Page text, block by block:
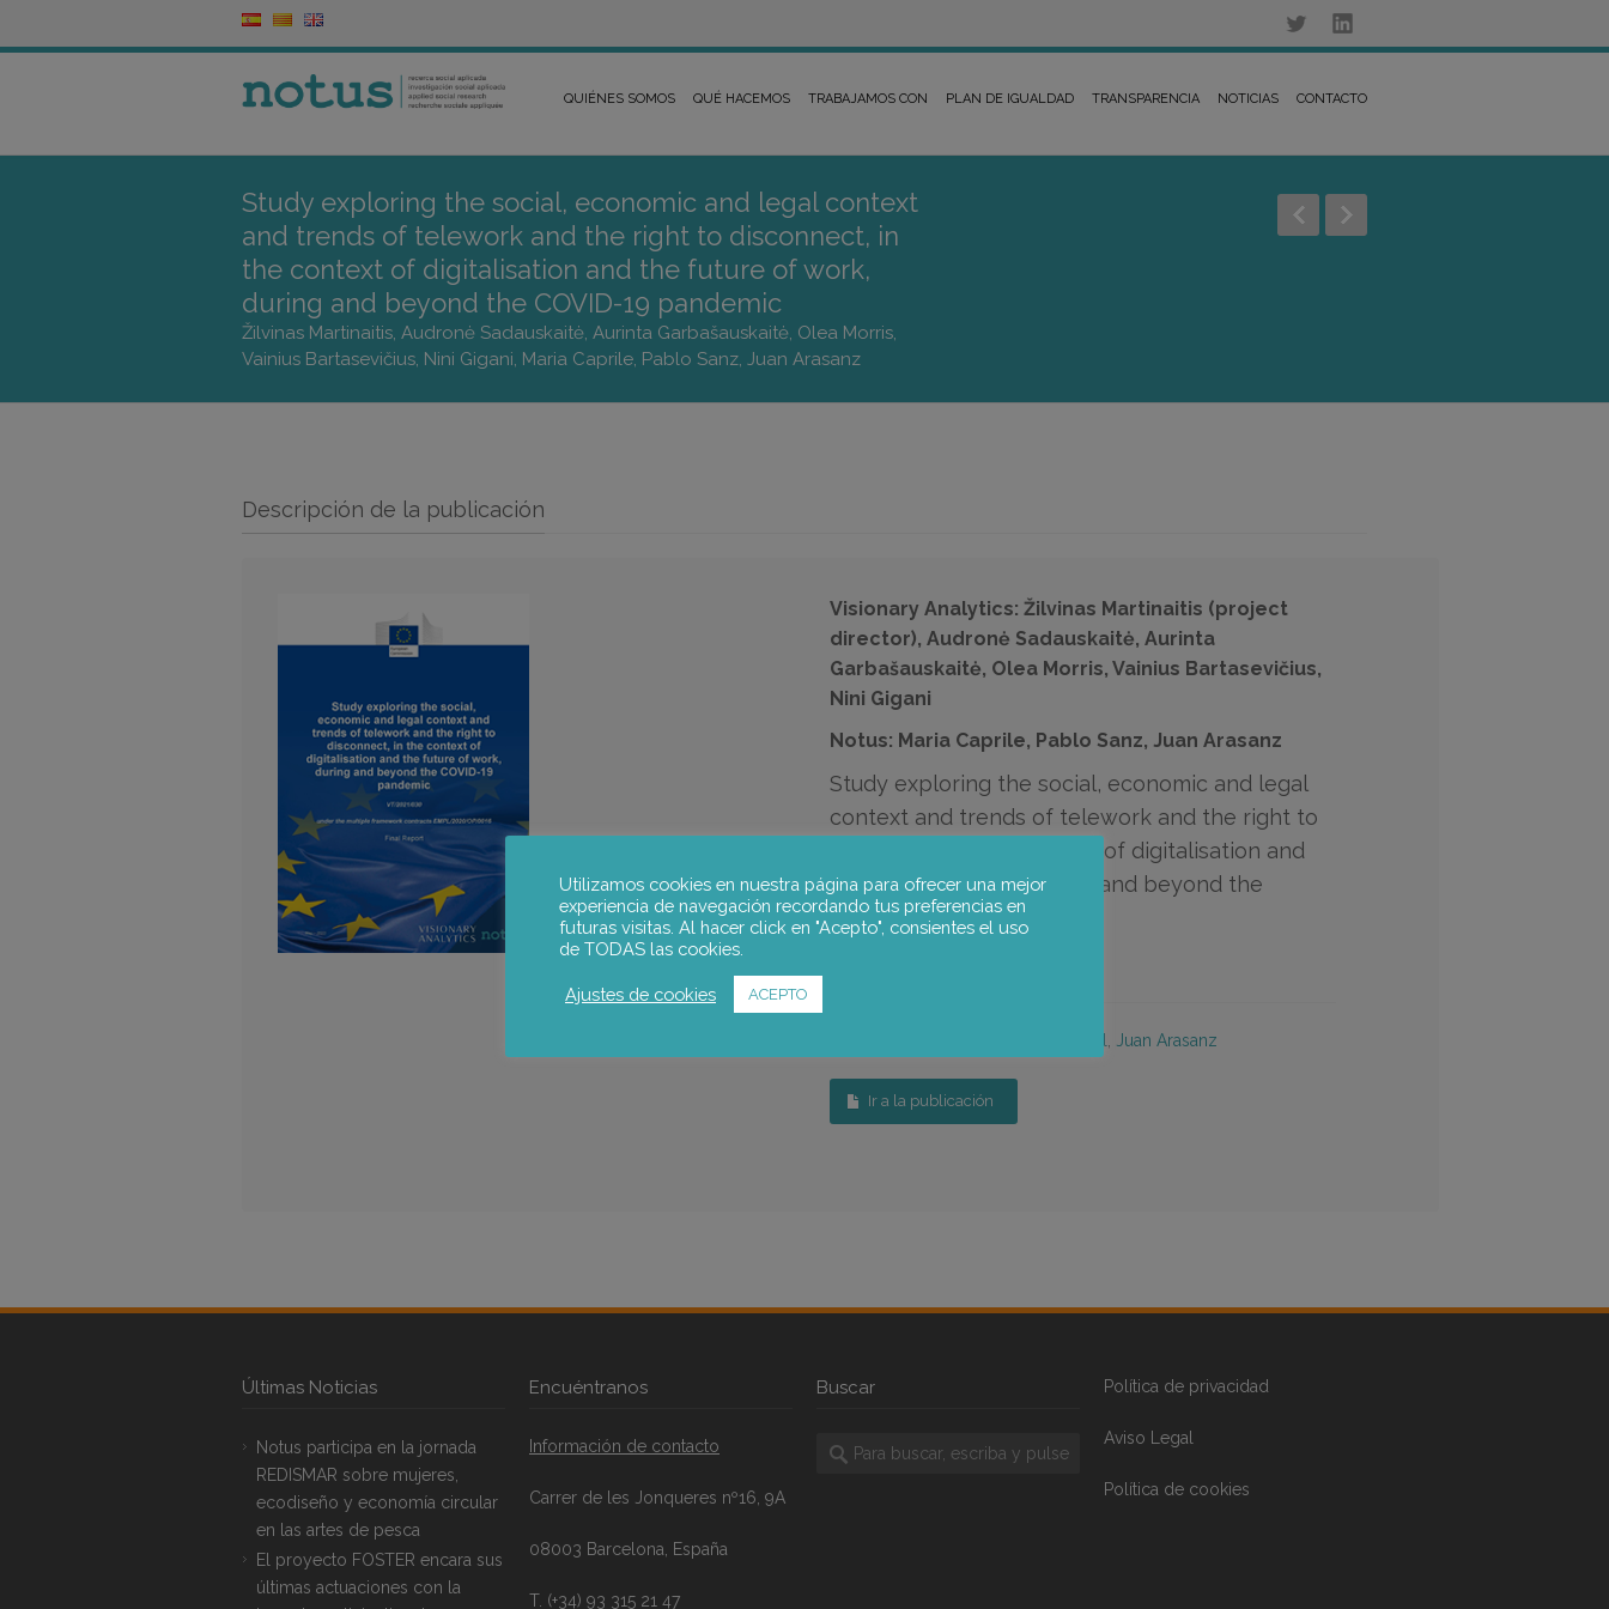
QUIÉNES SOMOS QUÉ HACEMOS TRABAJAMOS CON PLAN DE IGUALDAD TRANSPARENCIA NOTICIAS CONTACTO
Study exploring the social, economic and legal context
and trends of telework and the right to disconnect, in
the context of digitalisation and the future of work,
during and beyond the COVID-19 pandemic
Žilvinas Martinaitis, Audronė Sadauskaitė, Aurinta Garbašauskaitė, Olea Morris,
Vainius Bartasevičius, Nini Gigani, Maria Caprile, Pablo Sanz, Juan Arasanz
Descripción de la publicación
Visionary Analytics: Žilvinas Martinaitis (project
director), Audronė Sadauskaitė, Aurinta
Garbašauskaitė, Olea Morris, Vainius Bartasevičius,
Nini Gigani
Notus: Maria Caprile, Pablo Sanz, Juan Arasanz
Study exploring the social, economic and legal
context and trends of telework and the right to
disconnect, in the context of digitalisation and
the future of work, during and beyond the
COVID-19 pandemic
Juan Arasanz
Ir a la publicación
Últimas Noticias
Notus participa en la jornada
REDISMAR sobre mujeres,
ecodiseño y economía circular
en las artes de pesca
El proyecto FOSTER encara sus
últimas actuaciones con la
Encuéntranos
Información de contacto
Carrer de les Jonqueres nº16, 9A
08003 Barcelona, España
T. (+34) 93 315 21 47
Buscar Política de privacidad
Aviso Legal
Política de cookies
Utilizamos cookies en nuestra página para ofrecer una mejor
experiencia de navegación recordando tus preferencias en
futuras visitas. Al hacer click en "Acepto", consientes el uso
de TODAS las cookies.
Ajustes de cookies ACEPTO